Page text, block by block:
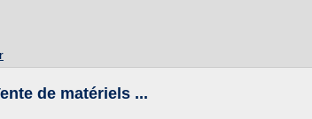
de matériels ...